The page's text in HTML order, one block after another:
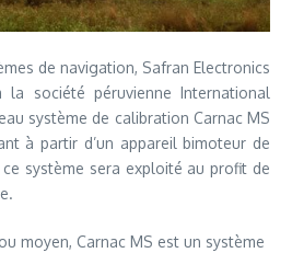
de navigation, Safran Electronics
société péruvienne International
système de calibration Carnac MS
à partir d’un appareil bimoteur de
système sera exploité au profit de
moyen, Carnac MS est un système